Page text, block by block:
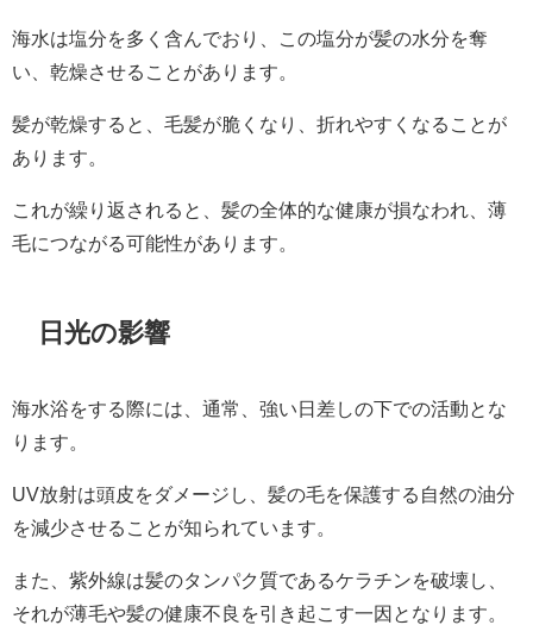
海水は塩分を多く含んでおり、この塩分が髪の水分を奪
い、乾燥させることがあります。
髪が乾燥すると、毛髪が脆くなり、折れやすくなることが
あります。
これが繰り返されると、髪の全体的な健康が損なわれ、薄
毛につながる可能性があります。
日光の影響
海水浴をする際には、通常、強い日差しの下での活動とな
ります。
UV放射は頭皮をダメージし、髪の毛を保護する自然の油分
を減少させることが知られています。
また、紫外線は髪のタンパク質であるケラチンを破壊し、
それが薄毛や髪の健康不良を引き起こす一因となります。